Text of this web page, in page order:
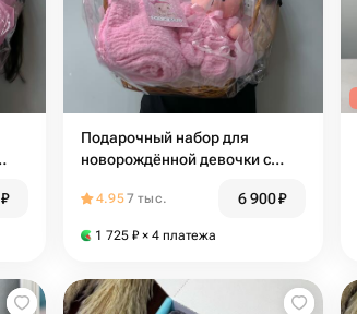
₽
Подарочный набор для
новорождённой девочки с
4.957 тыс. 6 900₽
1 725 ₽ × 4 платежа